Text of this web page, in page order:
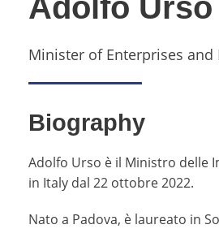
Minister of Enterprises and
Biography
Adolfo Urso è il Ministro delle
in Italy dal 22 ottobre 2022.
Nato a Padova, è laureato in